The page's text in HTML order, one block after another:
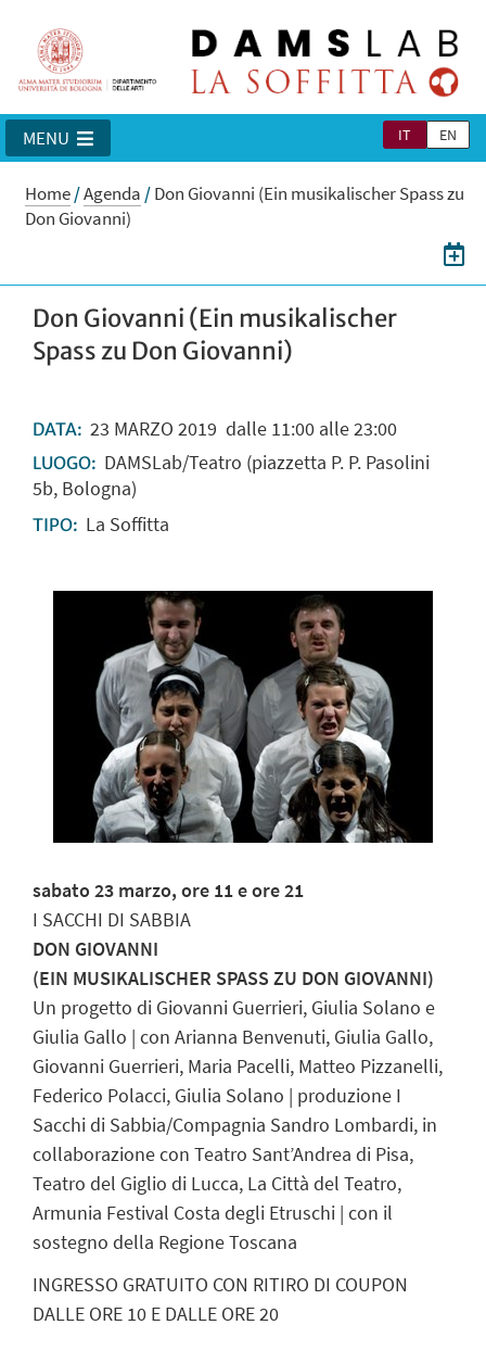
IT EN
MENU
Home/Agenda /Don Giovanni (Ein musikalischer Spass zu
Don Giovanni)
Don Giovanni (Ein musikalischer
Spass zu Don Giovanni)
DATA: 23 MARZO 2019 dalle 11:00 alle 23:00
LUOGO: DAMSLab/Teatro (piazzetta P. P. Pasolini
5b, Bologna)
TIPO: La Soffitta
sabato 23 marzo, ore 11 e ore 21
I SACCHI DI SABBIA
DON GIOVANNI
(EIN MUSIKALISCHER SPASS ZU DON GIOVANNI)
Un progetto di Giovanni Guerrieri, Giulia Solano e
Giulia Gallo | con Arianna Benvenuti, Giulia Gallo,
Giovanni Guerrieri, Maria Pacelli, Matteo Pizzanelli,
Federico Polacci, Giulia Solano | produzione I
Sacchi di Sabbia/Compagnia Sandro Lombardi, in
collaborazione con Teatro Sant’Andrea di Pisa,
Teatro del Giglio di Lucca, La Città del Teatro,
Armunia Festival Costa degli Etruschi | con il
sostegno della Regione Toscana
INGRESSO GRATUITO CON RITIRO DI COUPON
DALLE ORE 10 E DALLE ORE 20